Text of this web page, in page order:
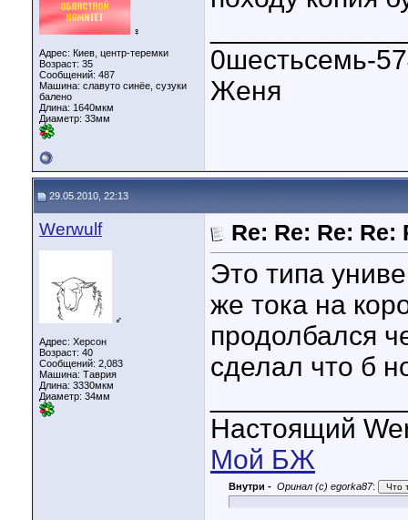
♀
Адрес: Киев, центр-теремки
Возраст: 35
Сообщений: 487
Машина: славуто синёе, сузуки
балено
Длина: 1640мкм
Диаметр: 33мм
0шестьсемь-
Женя
29.05.2010, 22:13
Werwulf
♂
Адрес: Херсон
Возраст: 40
Сообщений: 2,083
Машина: Таврия
Длина: 3330мкм
Диаметр: 34мм
Re: Re: Re: Re:
Это типа
же тока на
продолбался
сделал что б
Настоящий
Мой БЖ
Внутри - Оринал (с) egorka87: